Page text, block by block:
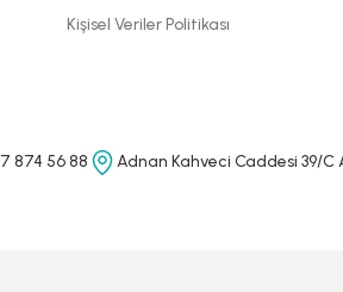
Kişisel Veriler Politikası
874 56 88 Adnan Kahveci Caddesi 39/C